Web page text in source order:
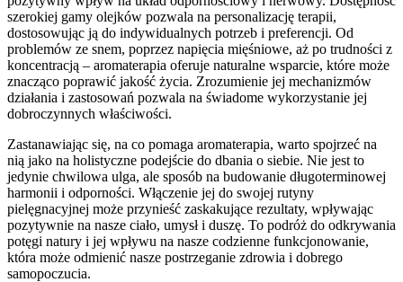
szerokiej gamy olejków pozwala na personalizację terapii,
dostosowując ją do indywidualnych potrzeb i preferencji. Od
problemów ze snem, poprzez napięcia mięśniowe, aż po trudności z
koncentracją – aromaterapia oferuje naturalne wsparcie, które może
znacząco poprawić jakość życia. Zrozumienie jej mechanizmów
działania i zastosowań pozwala na świadome wykorzystanie jej
dobroczynnych właściwości.
Zastanawiając się, na co pomaga aromaterapia, warto spojrzeć na
nią jako na holistyczne podejście do dbania o siebie. Nie jest to
jedynie chwilowa ulga, ale sposób na budowanie długoterminowej
harmonii i odporności. Włączenie jej do swojej rutyny
pielęgnacyjnej może przynieść zaskakujące rezultaty, wpływając
pozytywnie na nasze ciało, umysł i duszę. To podróż do odkrywania
potęgi natury i jej wpływu na nasze codzienne funkcjonowanie,
która może odmienić nasze postrzeganie zdrowia i dobrego
samopoczucia.